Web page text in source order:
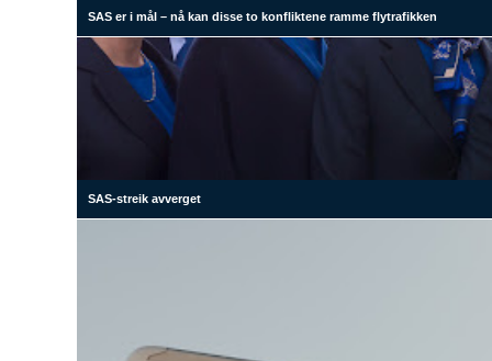
SAS er i mål – nå kan disse to konfliktene ramme flytrafikken
SAS-streik avverget